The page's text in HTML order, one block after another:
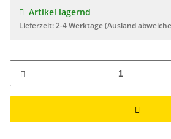
Artikel lagernd
Lieferzeit:2-4 Werktage(Ausland